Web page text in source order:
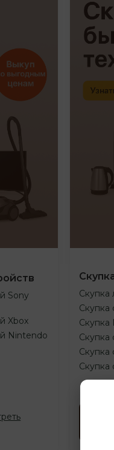
Sony
Xbox
Nintendo
Скупка
Скупка
Скупка
Скупка
Скупка